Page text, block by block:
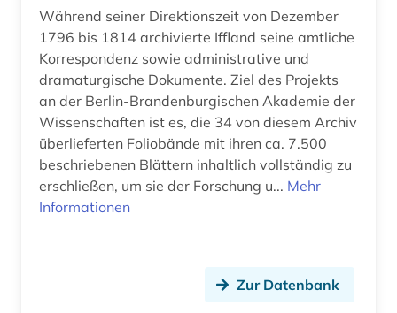
kollektives gedächtnis (1)
kommentar (1)
kommunikation (5)
komponist (1)
kosch, wilhelm | lexikograf; literarhistoriker;
Während seiner Direktionszeit von Dezember
1796 bis 1814 archivierte Iffland seine amtliche
Korrespondenz sowie administrative und
dramaturgische Dokumente. Ziel des Projekts
an der Berlin-Brandenburgischen Akademie der
Wissenschaften ist es, die 34 von diesem Archiv
überlieferten Foliobände mit ihren ca. 7.500
beschriebenen Blättern inhaltlich vollständig zu
erschließen, um sie der Forschung u... Mehr
Informationen
Zur Datenbank